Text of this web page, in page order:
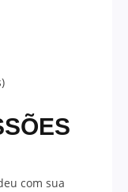
com sua